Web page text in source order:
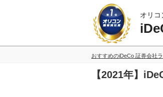
オリ
おすすめのiDeCo 証券会社
【2021年】